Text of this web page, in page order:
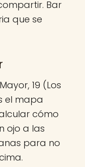
Bar
que se
19 (Los
el mapa
cómo
ojo a las
para no